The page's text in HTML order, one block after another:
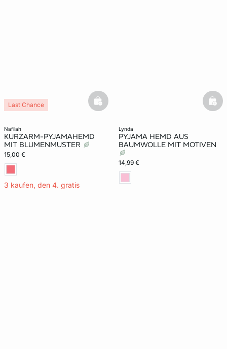
nafilah
KURZARM-PYJAMAHEMD
MIT BLUMENMUSTER
15,00 €
3 kaufen, den 4. gratis
Last Chance basketfull
lynda
PYJAMA HEMD AUS
BAUMWOLLE MIT MOTIVEN
14,99 €